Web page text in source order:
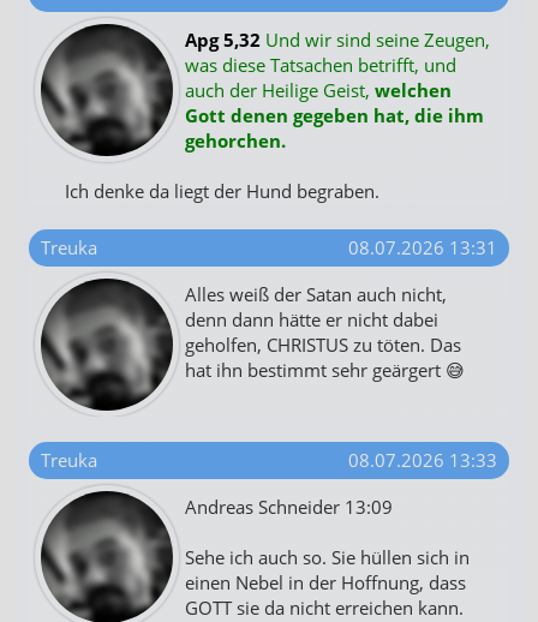
Apg 5,32 Und wir sind seine Zeugen,
was diese Tatsachen betrifft, und
auch der Heilige Geist, welchen
Gott denen gegeben hat, die ihm
gehorchen.
Ich denke da liegt der Hund begraben.
Treuka
08.07.2026 13:31
Alles weiß der Satan auch nicht,
denn dann hätte er nicht dabei
geholfen, CHRISTUS zu töten. Das
hat ihn bestimmt sehr geärgert 😅
Treuka
08.07.2026 13:33
Andreas Schneider 13:09
Sehe ich auch so. Sie hüllen sich in
einen Nebel in der Hoffnung, dass
GOTT sie da nicht erreichen kann.